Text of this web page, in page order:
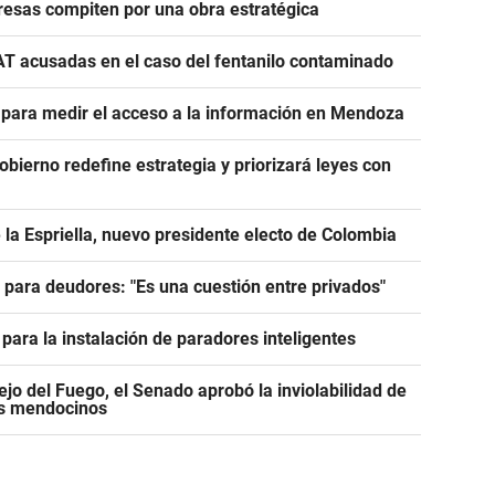
compiten por una obra estratégica
acusadas en el caso del fentanilo contaminado
medir el acceso a la información en Mendoza
redefine estrategia y priorizará leyes con
Espriella, nuevo presidente electo de Colombia
deudores: "Es una cuestión entre privados"
la instalación de paradores inteligentes
del Fuego, el Senado aprobó la inviolabilidad de
mendocinos